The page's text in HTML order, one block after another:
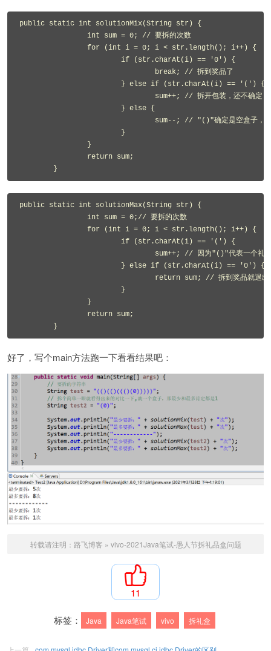
public static int solutionMix(String str) {
public static int solutionMax(String str) {
好了，写个main方法跑一下看看结果吧：
转载请注明： 路飞博客 » vivo-2021Java笔试-愚人节拆礼品盒问题
11
标签： Java Java笔试 vivo 拆礼盒